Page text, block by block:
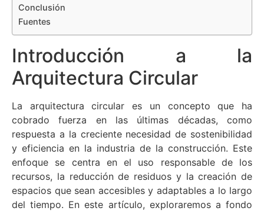
Conclusión
Fuentes
Introducción a la
Arquitectura Circular
La arquitectura circular es un concepto que ha
cobrado fuerza en las últimas décadas, como
respuesta a la creciente necesidad de sostenibilidad
y eficiencia en la industria de la construcción. Este
enfoque se centra en el uso responsable de los
recursos, la reducción de residuos y la creación de
espacios que sean accesibles y adaptables a lo largo
del tiempo. En este artículo, exploraremos a fondo